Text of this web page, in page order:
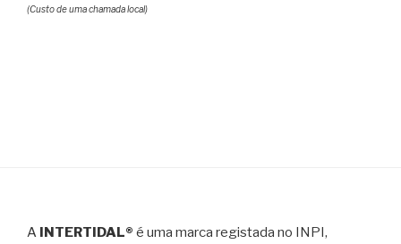
(Custo de uma chamada local)
A INTERTIDAL® é uma marca registada no INPI,